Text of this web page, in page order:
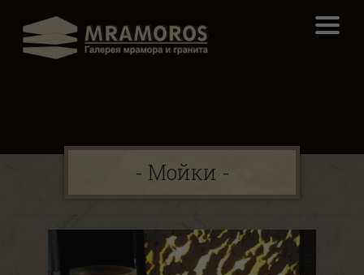
Материалы
Изделия
Контакты
- Мойки -